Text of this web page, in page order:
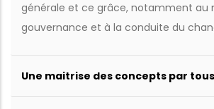
générale et ce grâce, notamment au
gouvernance et à la conduite du
Une maitrise des concepts par